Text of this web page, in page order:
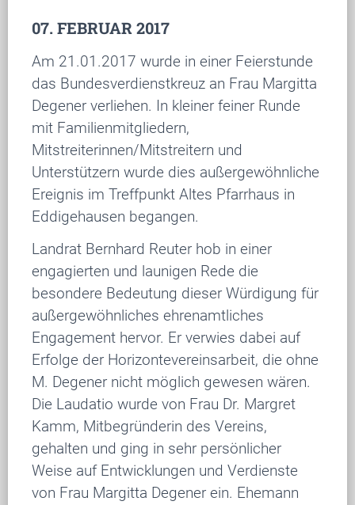
07. FEBRUAR 2017
Am 21.01.2017 wurde in einer Feierstunde
das Bundesverdienstkreuz an Frau Margitta
Degener verliehen. In kleiner feiner Runde
mit Familienmitgliedern,
Mitstreiterinnen/Mitstreitern und
Unterstützern wurde dies außergewöhnliche
Ereignis im Treffpunkt Altes Pfarrhaus in
Eddigehausen begangen.
Landrat Bernhard Reuter hob in einer
engagierten und launigen Rede die
besondere Bedeutung dieser Würdigung für
außergewöhnliches ehrenamtliches
Engagement hervor. Er verwies dabei auf
Erfolge der Horizontevereinsarbeit, die ohne
M. Degener nicht möglich gewesen wären.
Die Laudatio wurde von Frau Dr. Margret
Kamm, Mitbegründerin des Vereins,
gehalten und ging in sehr persönlicher
Weise auf Entwicklungen und Verdienste
von Frau Margitta Degener ein. Ehemann